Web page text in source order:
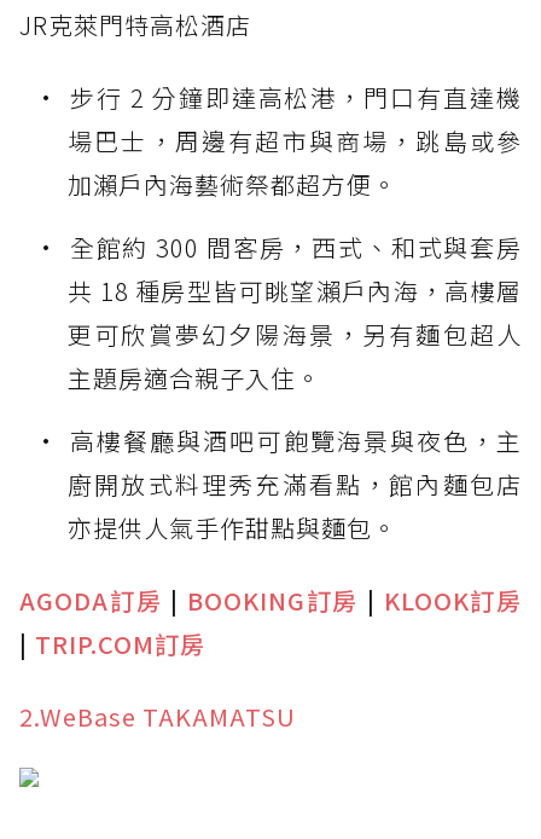
JR克萊門特高松酒店
步行 2 分鐘即達高松港，門口有直達機
場巴士，周邊有超市與商場，跳島或參
加瀨戶內海藝術祭都超方便。
全館約 300 間客房，西式、和式與套房
共 18 種房型皆可眺望瀨戶內海，高樓層
更可欣賞夢幻夕陽海景，另有麵包超人
主題房適合親子入住。
高樓餐廳與酒吧可飽覽海景與夜色，主
廚開放式料理秀充滿看點，館內麵包店
亦提供人氣手作甜點與麵包。
AGODA訂房 | BOOKING訂房 | KLOOK訂房
| TRIP.COM訂房
2.WeBase TAKAMATSU